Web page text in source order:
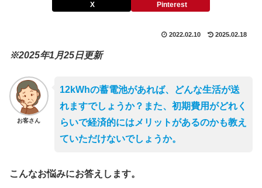
X Pinterest
2022.02.10 2025.02.18
※2025年1月25日更新
お客さん
12kWhの蓄電池があれば、どんな生活が送
れますでしょうか？また、初期費用がどれく
らいで経済的にはメリットがあるのかも教え
ていただけないでしょうか。
こんなお悩みにお答えします。